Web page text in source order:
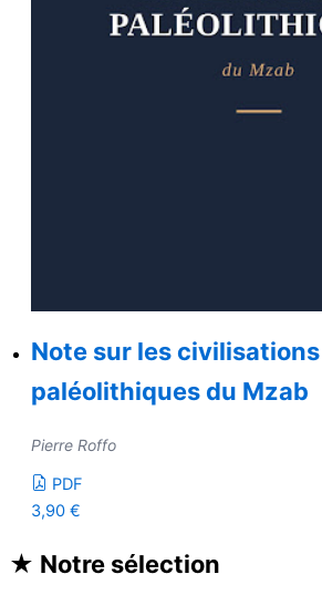
Note sur les civilisations
paléolithiques du Mzab
Pierre Roffo
PDF
3,90 €
★ Notre sélection